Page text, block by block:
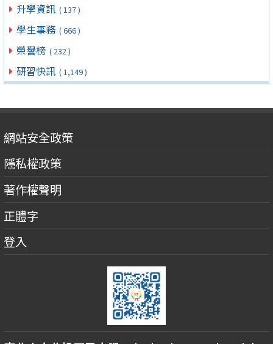
升學資訊 ( 137 )
學生事務 ( 666 )
榮譽榜 ( 232 )
研習快訊 ( 1,149 )
網站安全政策
隱私權政策
著作權聲明
正體字
登入